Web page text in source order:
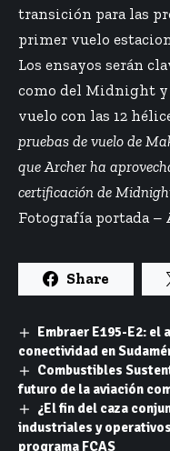
transición para las
primer vuelo
Los ensayos serán
como del Midnight y
vuelo con las 12
pruebas de vuelo de
que Archer ha
certificación de
Fotografía portada –
Share
Embraer E195-E2: el
conectividad en
Combustibles
futuro de la aviación
¿El fin del caza
industriales y
programa FCAS